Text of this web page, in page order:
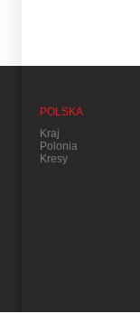
POLSKA
Kraj
Polonia
Kresy